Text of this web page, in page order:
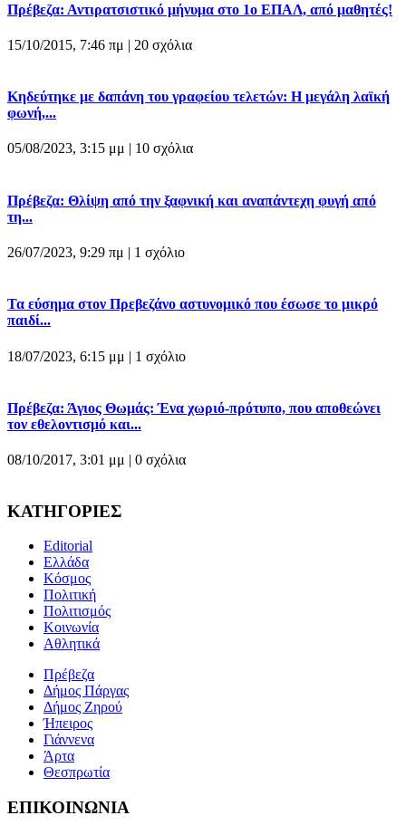
Πρέβεζα: Αντιρατσιστικό μήνυμα στο 1ο ΕΠΑΛ, από μαθητές!
15/10/2015, 7:46 πμ | 20 σχόλια
Κηδεύτηκε με δαπάνη του γραφείου τελετών: Η μεγάλη λαϊκή
φωνή,...
05/08/2023, 3:15 μμ | 10 σχόλια
Πρέβεζα: Θλίψη από την ξαφνική και αναπάντεχη φυγή από
τη...
26/07/2023, 9:29 πμ | 1 σχόλιο
Τα εύσημα στον Πρεβεζάνο αστυνομικό που έσωσε το μικρό
παιδί...
18/07/2023, 6:15 μμ | 1 σχόλιο
Πρέβεζα: Άγιος Θωμάς: Ένα χωριό-πρότυπο, που αποθεώνει
τον εθελοντισμό και...
08/10/2017, 3:01 μμ | 0 σχόλια
ΚΑΤΗΓΟΡΙΕΣ
Editorial
Ελλάδα
Κόσμος
Πολιτική
Πολιτισμός
Κοινωνία
Αθλητικά
Πρέβεζα
Δήμος Πάργας
Δήμος Ζηρού
Ήπειρος
Γιάννενα
Άρτα
Θεσπρωτία
ΕΠΙΚΟΙΝΩΝΙΑ